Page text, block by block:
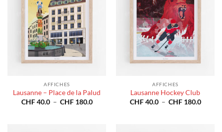
AFFICHES
Lausanne – Place de la Palud
CHF40.0 – CHF180.0Plage
AFFICHES
Lausanne Hockey Club
CHF40.0 – CHF180.0Plage